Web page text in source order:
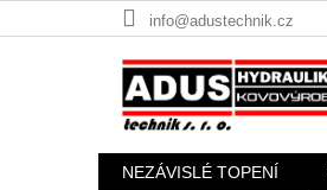
na
info@adustechnik.cz
NEZÁVISLÉ TOPENÍ